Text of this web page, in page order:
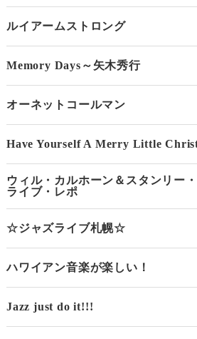
ルイアームストロング
Memory Days～矢木秀行
オーネットコールマン
Have Yourself A Merry Little
ウィル・カルホーン＆スタンリー
ライブ・レポ
☆ジャズライブ札幌☆
ハワイアン音楽が楽しい！
Jazz just do it!!!